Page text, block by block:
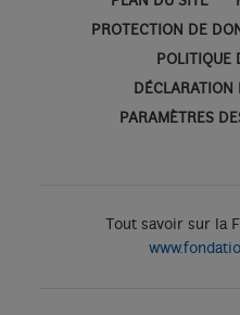
PROTECTION DE
POLITIQUE
DÉCLARATION
PARAMÈTRES
Tout savoir sur la